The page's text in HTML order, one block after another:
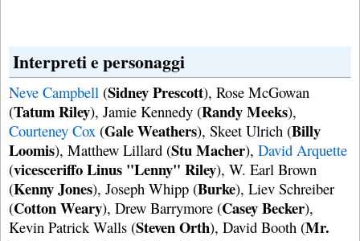
Interpreti e personaggi
Neve Campbell (Sidney Prescott), Rose McGowan
(Tatum Riley), Jamie Kennedy (Randy Meeks),
Courteney Cox (Gale Weathers), Skeet Ulrich (Billy
Loomis), Matthew Lillard (Stu Macher), David Arquette
(vicesceriffo Linus "Lenny" Riley), W. Earl Brown
(Kenny Jones), Joseph Whipp (Burke), Liev Schreiber
(Cotton Weary), Drew Barrymore (Casey Becker),
Kevin Patrick Walls (Steven Orth), David Booth (Mr.